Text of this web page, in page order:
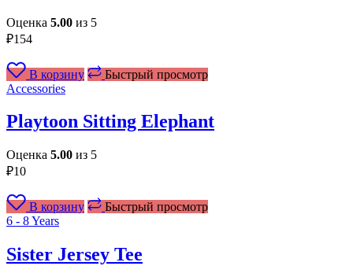
Оценка 5.00 из 5
₽154
В корзину
Быстрый просмотр
Accessories
Playtoon Sitting Elephant
Оценка 5.00 из 5
₽10
В корзину
Быстрый просмотр
6 - 8 Years
Sister Jersey Tee